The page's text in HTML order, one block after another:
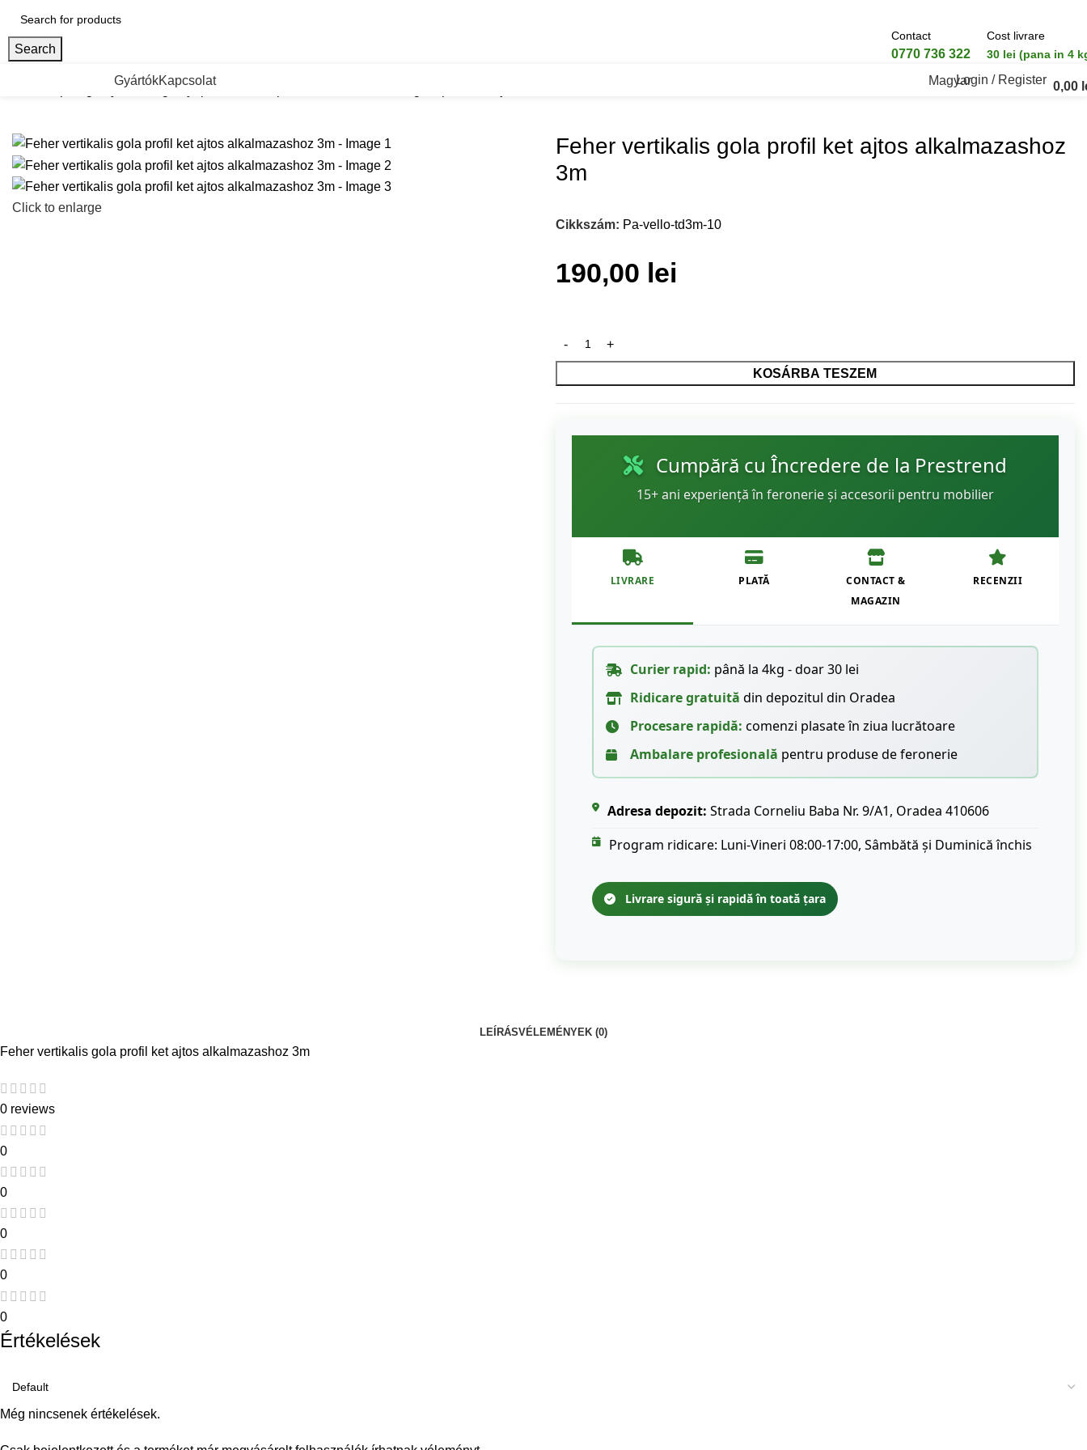
Search
Contact
0770 736 322
Cost livrare
30 lei (pana in 4
GyártókKapcsolat MagyarLogin / Register 0,00
Fogantyuk es fogantyuprofilok
Click to enlarge
Feher vertikalis gola profil ket ajtos alkalmazashoz
3m
Cikkszám: Pa-vello-td3m-10
190,00 lei
KOSÁRBA TESZEM
Cumpără cu Încredere de la Prestrend
15+ ani experiență în feronerie și accesorii pentru mobilier
LIVRARE PLATĂ
CONTACT &
MAGAZIN
RECENZII
Curier rapid: până la 4kg - doar 30 lei
Ridicare gratuită din depozitul din Oradea
Procesare rapidă: comenzi plasate în ziua lucrătoare
Ambalare profesională pentru produse de feronerie
Adresa depozit: Strada Corneliu Baba Nr. 9/A1, Oradea 410606
Program ridicare: Luni-Vineri 08:00-17:00, Sâmbătă și Duminică închis
Livrare sigură și rapidă în toată țara
LEÍRÁSVÉLEMÉNYEK (0)
Feher vertikalis gola profil ket ajtos alkalmazashoz 3m
0 reviews
0
0
0
0
0
Értékelések
Még nincsenek értékelések.